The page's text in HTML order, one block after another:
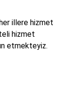
illere hizmet
hizmet
etmekteyiz.